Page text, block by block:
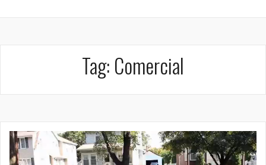
Tag:Comercial